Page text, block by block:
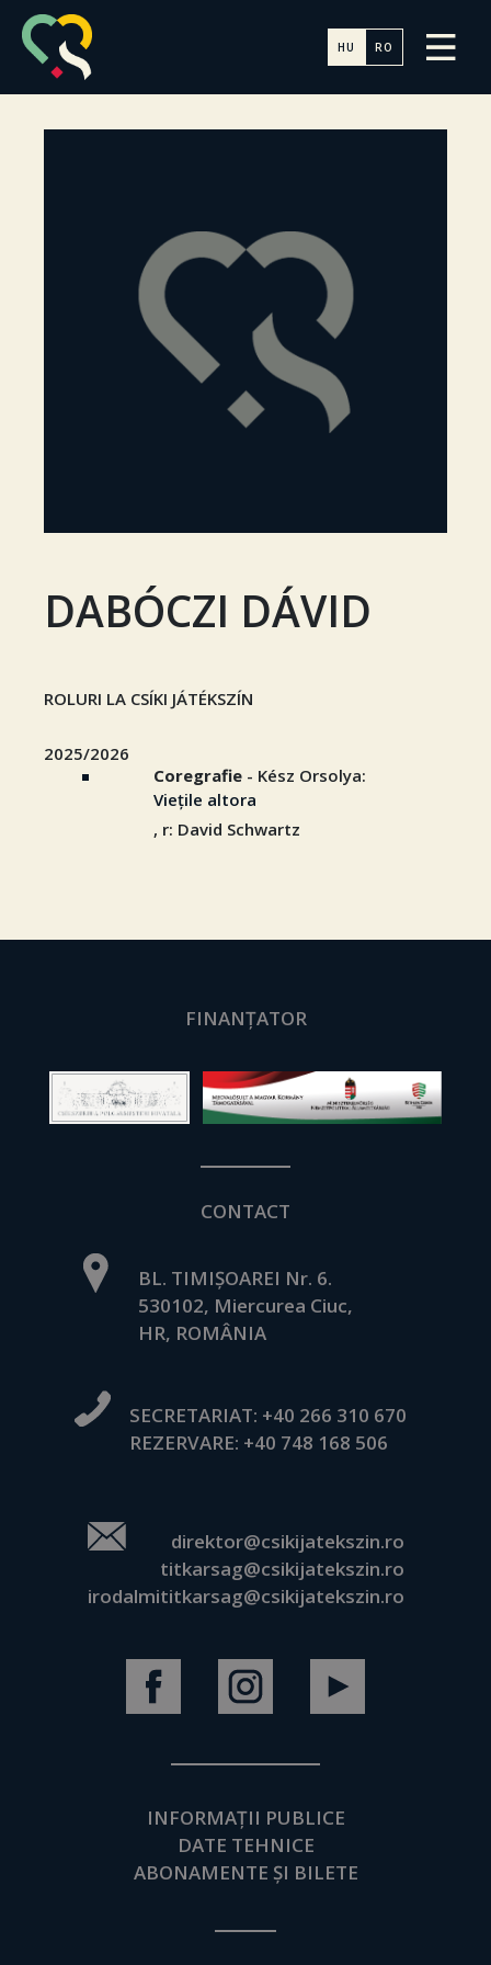
HU RO
DABÓCZI DÁVID
ROLURI LA CSÍKI JÁTÉKSZÍN
2025/2026
Coregrafie - Kész Orsolya:
Viețile altora
, r: David Schwartz
FINANȚATOR
CONTACT
BL. TIMIȘOAREI Nr. 6.
530102, Miercurea Ciuc,
HR, ROMÂNIA
SECRETARIAT: +40 266 310 670
REZERVARE: +40 748 168 506
direktor@csikijatekszin.ro
titkarsag@csikijatekszin.ro
irodalmititkarsag@csikijatekszin.ro
INFORMAȚII PUBLICE
DATE TEHNICE
ABONAMENTE ȘI BILETE